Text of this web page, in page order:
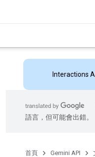
Interactions
語言，但可能會出錯。
首頁 Gemini API